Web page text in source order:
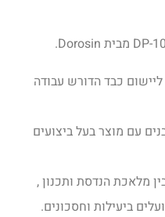
כבד הדורש עבודה
עם מוצר בעל ביצועים
מלאכת הנדסת ותכנון ,
ביעילות וחסכונים.